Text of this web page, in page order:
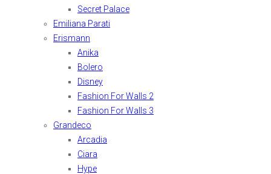
Secret Palace
Emiliana Parati
Erismann
Anika
Bolero
Disney
Fashion For Walls 2
Fashion For Walls 3
Grandeco
Arcadia
Ciara
Hype